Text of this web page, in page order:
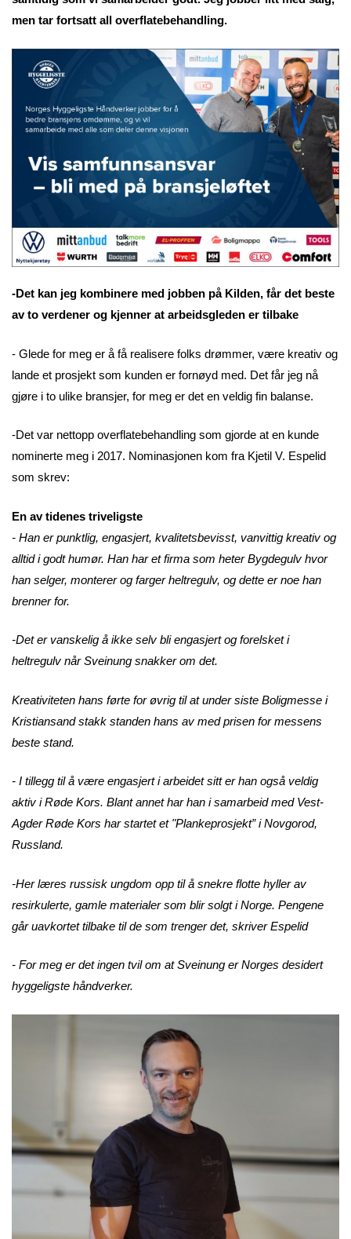
men tar fortsatt all overflatebehandling.
-Det kan jeg kombinere med jobben på Kilden, får det beste
av to verdener og kjenner at arbeidsgleden er tilbake
- Glede for meg er å få realisere folks drømmer, være kreativ og
lande et prosjekt som kunden er fornøyd med. Det får jeg nå
gjøre i to ulike bransjer, for meg er det en veldig fin balanse.
-Det var nettopp overflatebehandling som gjorde at en kunde
nominerte meg i 2017. Nominasjonen kom fra Kjetil V. Espelid
som skrev:
En av tidenes triveligste
- Han er punktlig, engasjert, kvalitetsbevisst, vanvittig kreativ og
alltid i godt humør. Han har et firma som heter Bygdegulv hvor
han selger, monterer og farger heltregulv, og dette er noe han
brenner for.
-Det er vanskelig å ikke selv bli engasjert og forelsket i
heltregulv når Sveinung snakker om det.
Kreativiteten hans førte for øvrig til at under siste Boligmesse i
Kristiansand stakk standen hans av med prisen for messens
beste stand.
- I tillegg til å være engasjert i arbeidet sitt er han også veldig
aktiv i Røde Kors. Blant annet har han i samarbeid med Vest-
Agder Røde Kors har startet et "Plankeprosjekt” i Novgorod,
Russland.
-Her læres russisk ungdom opp til å snekre flotte hyller av
resirkulerte, gamle materialer som blir solgt i Norge. Pengene
går uavkortet tilbake til de som trenger det, skriver Espelid
- For meg er det ingen tvil om at Sveinung er Norges desidert
hyggeligste håndverker.